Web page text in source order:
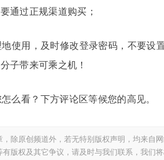
通过正规渠道购买；
使用，及时修改登录密码，不要设
子带来可乘之机！
么看？下方评论区等候您的高见。
，除原创频道外，若无特别版权声明，均来自
有版权及其它争议，请及时与我们联系，我们